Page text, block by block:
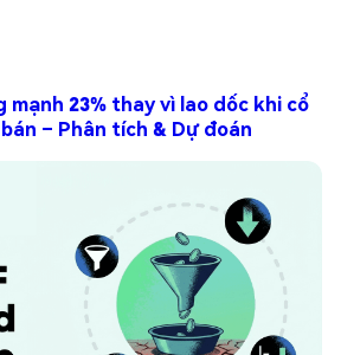
mạnh 23% thay vì lao dốc khi cổ
– Phân tích & Dự đoán